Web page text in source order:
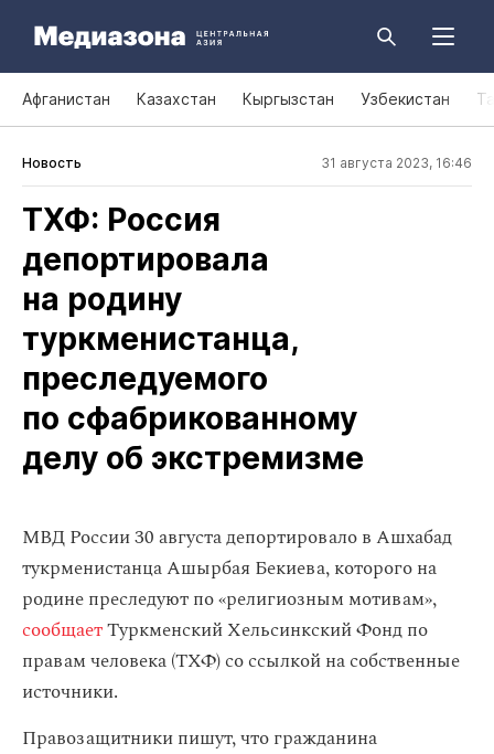
Афганистан Казахстан Кыргызстан Узбекистан
Новость 31 августа 2023, 16:46
ТХФ: Россия
депортировала
на родину
туркменистанца,
преследуемого
по сфабрикованному
делу об экстремизме
МВД России 30 августа депортировало в Ашхабад
тукрменистанца Ашырбая Бекиева, которого на
родине преследуют по «религиозным мотивам»,
сообщаетТуркменский Хельсинкский Фонд по
правам человека (ТХФ) со ссылкой на собственные
источники.
Правозащитники пишут, что гражданина